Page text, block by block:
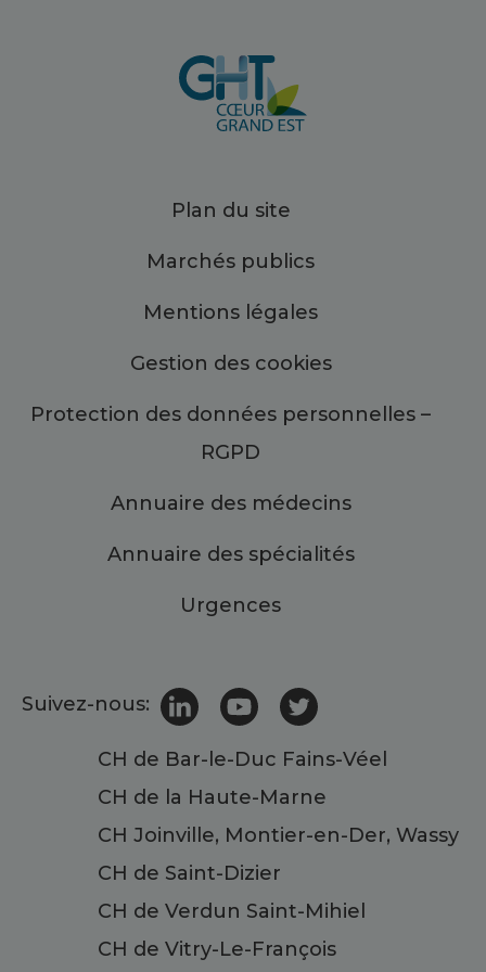
Plan du site
Marchés publics
Mentions légales
Gestion des cookies
Protection des données personnelles –
RGPD
Annuaire des médecins
Annuaire des spécialités
Urgences
Suivez-nous:
CH de Bar-le-Duc Fains-Véel
CH de la Haute-Marne
CH Joinville, Montier-en-Der, Wassy
CH de Saint-Dizier
CH de Verdun Saint-Mihiel
CH de Vitry-Le-François